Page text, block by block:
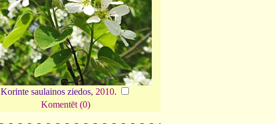
Korinte saulainos ziedos, 2010.
Komentēt (0)